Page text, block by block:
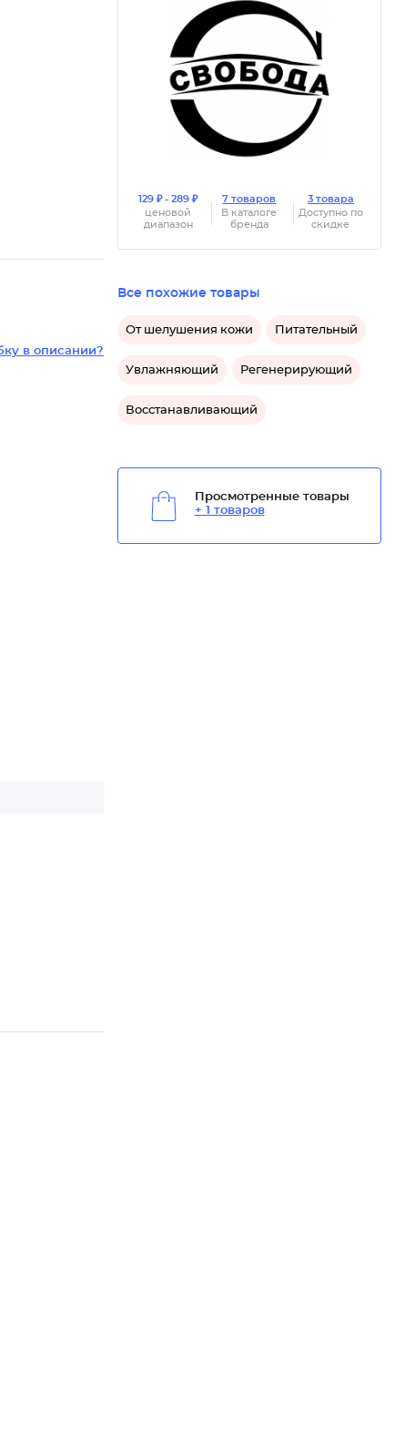
в описании?
129 ₽ - 289 ₽
ценовой
диапазон
7 товаров
В каталоге
бренда
3 товара
Доступно по
скидке
Все похожие товары
От шелушения кожи Питательный
Увлажняющий Регенерирующий
Восстанавливающий
Просмотренные товары
+ 1 товаров